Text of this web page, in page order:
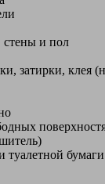
стены и пол
затирки, клея
туалетной бумаги